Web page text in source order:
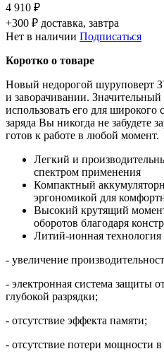
4 910 ₽
+300 ₽ доставка, завтра
Нет в наличии Подписаться
Коротко о товаре
Новый недорогой шуруповерт
и заворачивании.
использовать его для широкого
заряда Вы никогда не забудете
готов к работе в любой момент.
Легкий и
спектром применения
Компактный
эргономикой для
Высокий крутящий
оборотов благодаря
Литий-ионная
- увеличение
- электронная система защиты
глубокой разрядки;
- отсутствие эффекта памяти;
- отсутствие потери мощности